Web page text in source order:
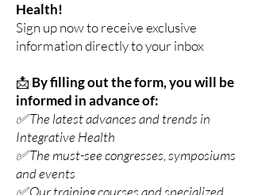
Health!
Sign up now to receive exclusive
information directly to your inbox
📩 By filling out the form, you will be
informed in advance of:
✅ The latest advances and trends in
Integrative Health
✅ The must-see congresses, symposiums
and events
✅ Our training courses and specialized